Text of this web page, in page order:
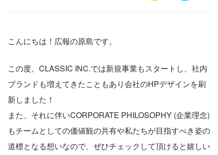
こんにちは！広報の原島です。
この度、CLASSIC INC.では新規事業もスタートし、社内
ブランドも増えてきたこともあり会社のHPデザインを刷
新しました！
また、それに伴いCORPORATE PHILOSOPHY (企業理念)
もチームとしての価値観の共有や私たちが目指すべき姿の
道標となる想いなので、ぜひチェックして頂けると嬉しい